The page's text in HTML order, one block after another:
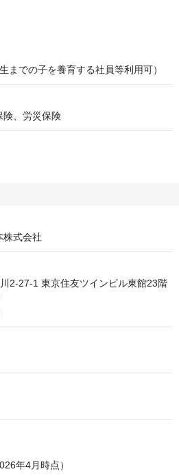
までの子を養育する社員等利用可）
険、労災保険
株式会社
2-27-1 東京住友ツインビル東館23階
年4月時点）